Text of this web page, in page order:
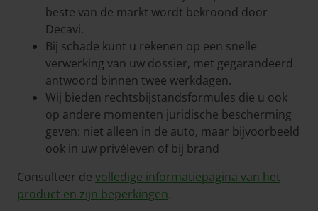
beste van de markt wordt bekroond door
Decavi.
Bij schade kunt u rekenen op een snelle
verwerking van uw dossier, met gegarandeerd
antwoord binnen twee werkdagen.
Wij bieden rechtsbijstandsformules die u ook
op andere momenten juridische bescherming
geven: niet alleen in de auto, maar bijvoorbeeld
ook in uw privéleven of bij brand
Consulteer de volledige informatiepagina van het
product en zijn beperkingen.